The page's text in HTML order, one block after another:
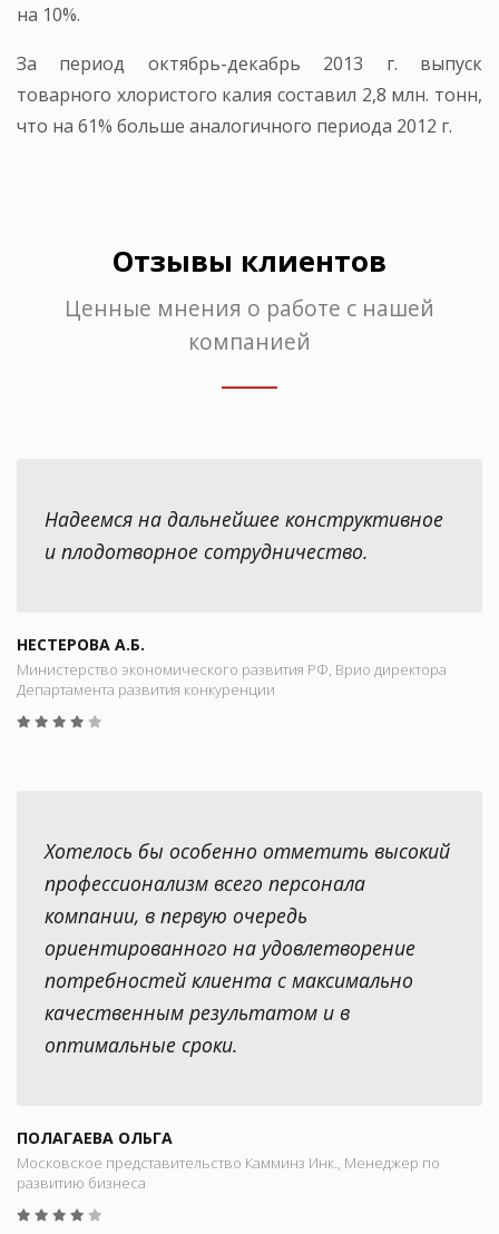
на 10%.
За период октябрь-декабрь 2013 г. выпуск
товарного хлористого калия составил 2,8 млн. тонн,
что на 61% больше аналогичного периода 2012 г.
Отзывы клиентов
Ценные мнения о работе с нашей
компанией
Надеемся на дальнейшее конструктивное
и плодотворное сотрудничество.
НЕСТЕРОВА А.Б.
Министерство экономического развития РФ, Врио директора
Департамента развития конкуренции
Хотелось бы особенно отметить высокий
профессионализм всего персонала
компании, в первую очередь
ориентированного на удовлетворение
потребностей клиента с максимально
качественным результатом и в
оптимальные сроки.
ПОЛАГАЕВА ОЛЬГА
Московское представительство Камминз Инк., Менеджер по
развитию бизнеса